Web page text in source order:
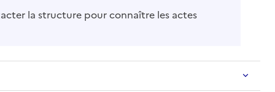
la structure pour connaître les actes